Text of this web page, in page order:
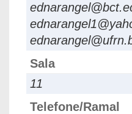
Sala
11
Telefone/Ramal